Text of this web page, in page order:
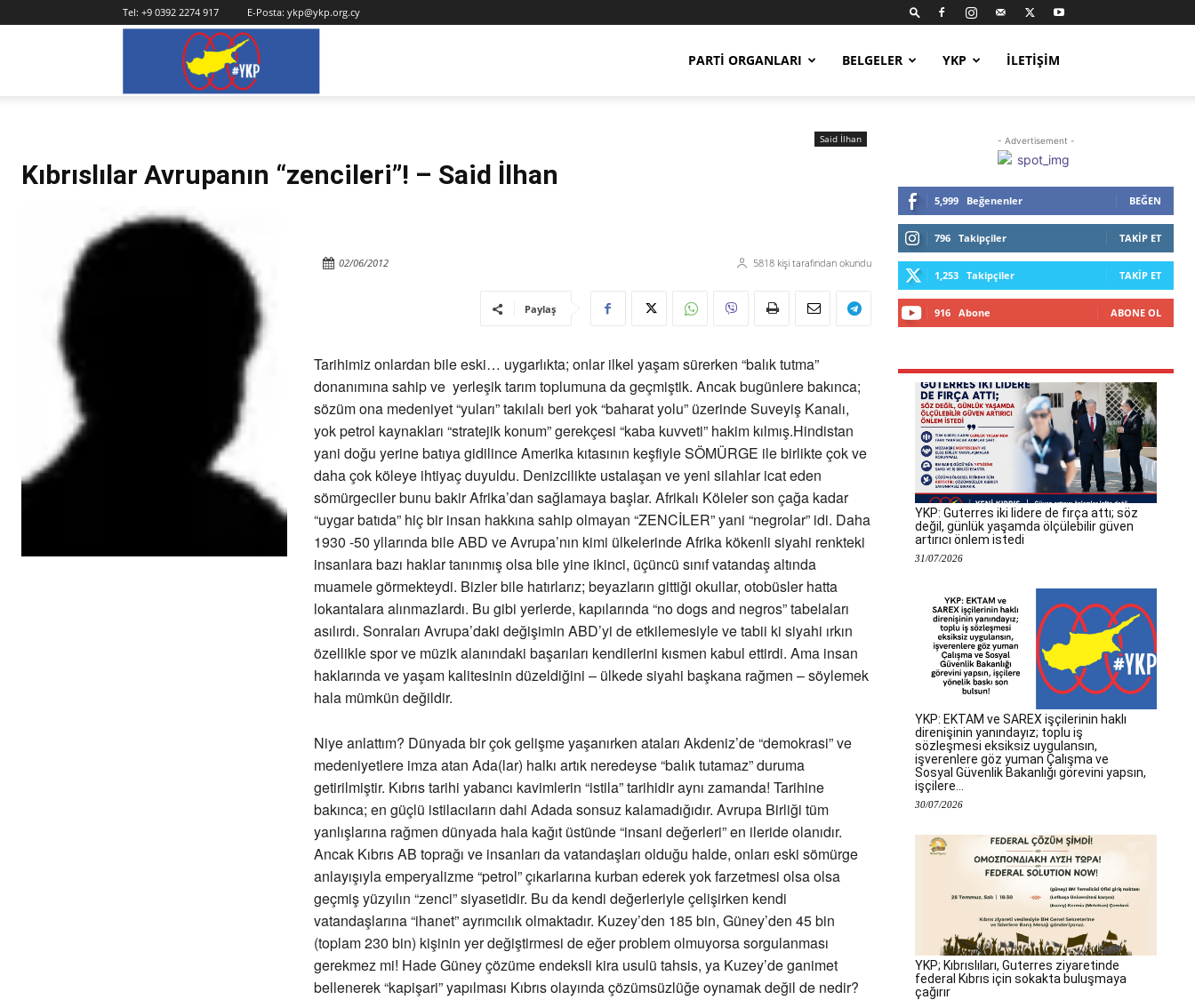
Tel: +9 0392 2274 917 E-Posta: ykp@ykp.org.cy
PARTI ORGANLARI BELGELER YKP İLETIŞIM
Said İlhan
Kıbrıslılar Avrupanın “zencileri”! – Said İlhan
5818kişi tarafından okundu
02/06/2012
Paylaş
Tarihimiz onlardan bile eski… uygarlıkta; onlar ilkel yaşam sürerken “balık tutma”
donanımına sahip ve yerleşik tarım toplumuna da geçmiştik. Ancak bugünlere bakınca;
sözüm ona medeniyet “yuları” takılalı beri yok “baharat yolu” üzerinde Suveyiş Kanalı,
yok petrol kaynakları “stratejik konum” gerekçesi “kaba kuvveti” hakim kılmış.Hindistan
yani doğu yerine batıya gidilince Amerika kıtasının keşfiyle SÖMÜRGE ile birlikte çok ve
daha çok köleye ihtiyaç duyuldu. Denizcilikte ustalaşan ve yeni silahlar icat eden
sömürgeciler bunu bakir Afrika’dan sağlamaya başlar. Afrikalı Köleler son çağa kadar
“uygar batıda” hiç bir insan hakkına sahip olmayan “ZENCİLER” yani “negrolar” idi. Daha
1930 -50 yllarında bile ABD ve Avrupa’nın kimi ülkelerinde Afrika kökenli siyahi renkteki
insanlara bazı haklar tanınmış olsa bile yine ikinci, üçüncü sınıf vatandaş altında
muamele görmekteydi. Bizler bile hatırlarız; beyazların gittiği okullar, otobüsler hatta
lokantalara alınmazlardı. Bu gibi yerlerde, kapılarında “no dogs and negros” tabelaları
asılırdı. Sonraları Avrupa’daki değişimin ABD’yi de etkilemesiyle ve tabii ki siyahi ırkın
özellikle spor ve müzik alanındaki başarıları kendilerini kısmen kabul ettirdi. Ama insan
haklarında ve yaşam kalitesinin düzeldiğini – ülkede siyahi başkana rağmen – söylemek
hala mümkün değildir.
Niye anlattım? Dünyada bir çok gelişme yaşanırken ataları Akdeniz’de “demokrasi” ve
medeniyetlere imza atan Ada(lar) halkı artık neredeyse “balık tutamaz” duruma
getirilmiştir. Kıbrıs tarihi yabancı kavimlerin “istila” tarihidir aynı zamanda! Tarihine
bakınca; en güçlü istilacıların dahi Adada sonsuz kalamadığıdır. Avrupa Birliği tüm
yanlışlarına rağmen dünyada hala kağıt üstünde “insani değerleri” en ileride olanıdır.
Ancak Kıbrıs AB toprağı ve insanları da vatandaşları olduğu halde, onları eski sömürge
anlayışıyla emperyalizme “petrol” çıkarlarına kurban ederek yok farzetmesi olsa olsa
geçmiş yüzyılın “zenci” siyasetidir. Bu da kendi değerleriyle çelişirken kendi
vatandaşlarına “ihanet” ayrımcılık olmaktadır. Kuzey’den 185 bin, Güney’den 45 bin
(toplam 230 bin) kişinin yer değiştirmesi de eğer problem olmuyorsa sorgulanması
gerekmez mi! Hade Güney çözüme endeksli kira usulü tahsis, ya Kuzey’de ganimet
bellenerek “kapişari” yapılması Kıbrıs olayında çözümsüzlüğe oynamak değil de nedir?
- Advertisement -
5,999 Beğenenler BEĞEN
796 Takipçiler TAKIP ET
1,253 Takipçiler TAKIP ET
916 Abone ABONE OL
YKP: Guterres iki lidere de fırça attı; söz
değil, günlük yaşamda ölçülebilir güven
artırıcı önlem istedi
31/07/2026
YKP: EKTAM ve SAREX işçilerinin haklı
direnişinin yanındayız; toplu iş
sözleşmesi eksiksiz uygulansın,
işverenlere göz yuman Çalışma ve
Sosyal Güvenlik Bakanlığı görevini yapsın,
işçilere...
30/07/2026
YKP; Kıbrıslıları, Guterres ziyaretinde
federal Kıbrıs için sokakta buluşmaya
çağırır